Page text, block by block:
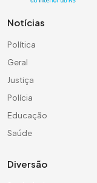
Notícias
Política
Geral
Justiça
Polícia
Educação
Saúde
Diversão